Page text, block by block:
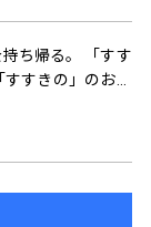
ち帰る。 「すす
すきの」のおみ